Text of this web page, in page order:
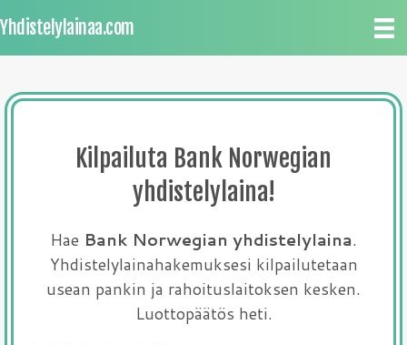
Yhdistelylainaa.com
Kilpailuta Bank Norwegian
yhdistelylaina!
Hae Bank Norwegian yhdistelylaina.
Yhdistelylainahakemuksesi kilpailutetaan
usean pankin ja rahoituslaitoksen kesken.
Luottopäätös heti.